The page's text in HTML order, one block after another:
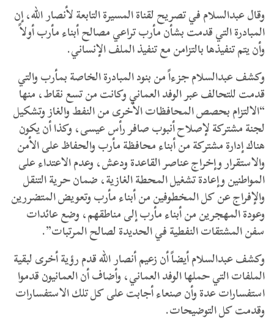
وقال عبدالسلام في تصريح لقناة المسيرة التابعة لأنصار الله، إن
المبادرة التي قدمت بشأن مأرب تراعي مصالح أبناء مأرب أولاً
وأن يتم تنفيذها بالتزامن مع تنفيذ الملف الإنساني.
وكشف عبدالسلام جزءاً من بنود المبادرة الخاصة بمأرب والتي
قدمت للتحالف عبر الوفد العماني وكانت من تسع نقاط، منها
“الالتزام بحصص المحافظات الأخرى من النفط والغاز وتشكيل
لجنة مشتركة لإصلاح أنبوب صافر رأس عيسى، وكذا أن يكون
هناك إدارة مشتركة من أبناء محافظة مأرب والحفاظ على الأمن
والاستقرار وإخراج عناصر القاعدة ودعش، وعدم الاعتداء على
المواطنين وإعادة تشغيل المحطة الغازية، ضمان حرية التنقل
والإفراج عن كل المخطوفين من أبناء مأرب وتعويض المتضررين
وعودة المهجرين من أبناء مأرب إلى مناطقهم، وضع عائدات
سفن المشتقات النفطية في الحديدة لصالح المرتبات”.
وكشف عبدالسلام أيضاً أن زعيم أنصار الله قدم رؤية أخرى لبقية
الملفات التي حملها الوفد العماني، وأضاف أن العمانيون قدموا
استفسارات عدة وأن صنعاء أجابت على كل تلك الاستفسارات
وقدمت كل التوضيحات.